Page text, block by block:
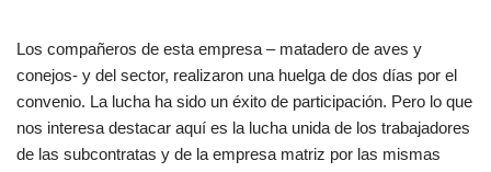
Los compañeros de esta empresa – matadero de aves y
conejos- y del sector, realizaron una huelga de dos días por el
convenio. La lucha ha sido un éxito de participación. Pero lo que
nos interesa destacar aquí es la lucha unida de los trabajadores
de las subcontratas y de la empresa matriz por las mismas